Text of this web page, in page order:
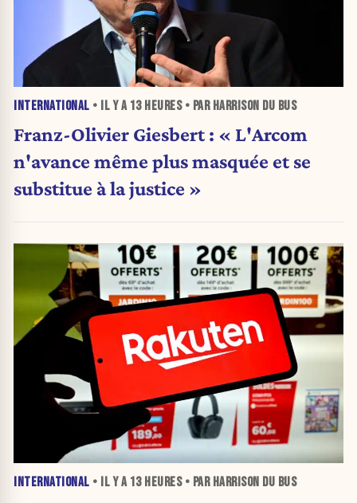
INTERNATIONAL • IL Y A 13 HEURES• PAR HARRISON DU BUS
Franz-Olivier Giesbert : « L'Arcom
n'avance même plus masquée et se
substitue à la justice »
INTERNATIONAL • IL Y A 13 HEURES• PAR HARRISON DU BUS